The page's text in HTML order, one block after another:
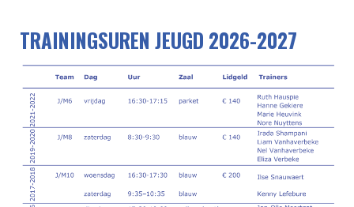
TRAININGSUREN JEUGD 2026-2027